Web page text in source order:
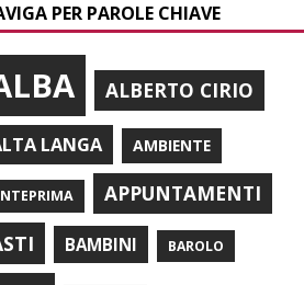
PER PAROLE CHIAVE
ALBERTO CIRIO
LANGA AMBIENTE
APPUNTAMENTI
BAMBINI BAROLO